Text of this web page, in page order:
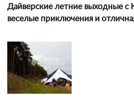
Дайверские летние выходные с
веселые приключения и